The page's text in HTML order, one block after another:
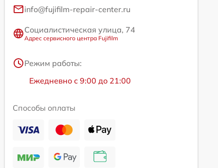
info@fujifilm-repair-center.ru
Социалистическая улица, 74
Адрес сервисного центра Fujifilm
Режим работы:
Ежедневно с 9:00 до 21:00
Способы оплаты